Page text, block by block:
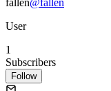
fallen@fallen
User
1
Subscribers
Follow